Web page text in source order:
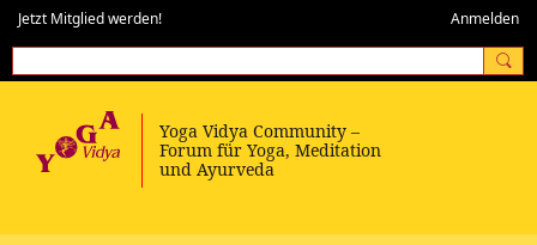
Jetzt Mitglied werden! Anmelden